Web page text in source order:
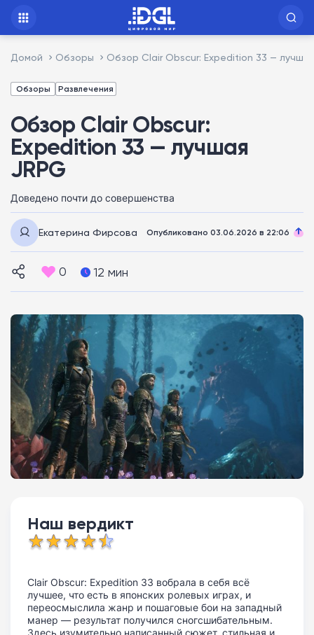
Домой Обзоры Обзор Clair Obscur: Expedition 33 —
Обзоры Развлечения
Обзор Clair Obscur:
Expedition 33 — лучшая
JRPG
Доведено почти до совершенства
Екатерина Фирсова Опубликовано 03.06.2026 в 22:06
0 12 мин
Наш вердикт
Clair Obscur: Expedition 33 вобрала в себя всё
лучшее, что есть в японских ролевых играх, и
переосмыслила жанр и пошаговые бои на западный
манер — результат получился сногсшибательным.